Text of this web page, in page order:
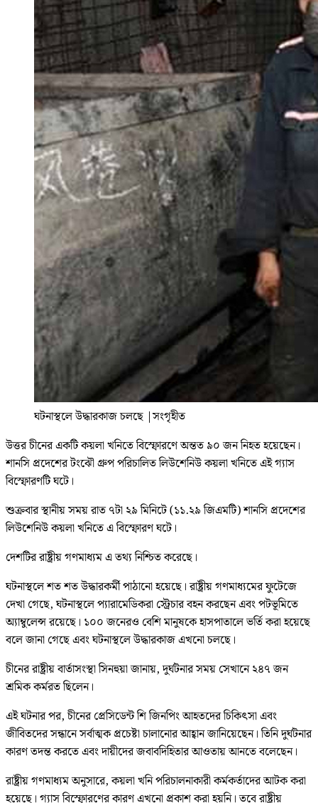
ঘটনাস্থলে উদ্ধারকাজ চলছে |সংগৃহীত
উত্তর চীনের একটি কয়লা খনিতে বিস্ফোরণে অন্তত ৯০ জন নিহত হয়েছেন।
শানসি প্রদেশের টংঝৌ গ্রুপ পরিচালিত লিউশেনিউ কয়লা খনিতে এই গ্যাস
বিস্ফোরণটি ঘটে।
শুক্রবার স্থানীয় সময় রাত ৭টা ২৯ মিনিটে (১১.২৯ জিএমটি) শানসি প্রদেশের
লিউশেনিউ কয়লা খনিতে এ বিস্ফোরণ ঘটে।
দেশটির রাষ্ট্রীয় গণমাধ্যম এ তথ্য নিশ্চিত করেছে।
ঘটনাস্থলে শত শত উদ্ধারকর্মী পাঠানো হয়েছে। রাষ্ট্রীয় গণমাধ্যমের ফুটেজে
দেখা গেছে, ঘটনাস্থলে প্যারামেডিকরা স্ট্রেচার বহন করছেন এবং পটভূমিতে
অ্যাম্বুলেন্স রয়েছে। ১০০ জনেরও বেশি মানুষকে হাসপাতালে ভর্তি করা হয়েছে
বলে জানা গেছে এবং ঘটনাস্থলে উদ্ধারকাজ এখনো চলছে।
চীনের রাষ্ট্রীয় বার্তাসংস্থা সিনহুয়া জানায়, দুর্ঘটনার সময় সেখানে ২৪৭ জন
শ্রমিক কর্মরত ছিলেন।
এই ঘটনার পর, চীনের প্রেসিডেন্ট শি জিনপিং আহতদের চিকিৎসা এবং
জীবিতদের সন্ধানে সর্বাত্মক প্রচেষ্টা চালানোর আহ্বান জানিয়েছেন। তিনি দুর্ঘটনার
কারণ তদন্ত করতে এবং দায়ীদের জবাবদিহিতার আওতায় আনতে বলেছেন।
রাষ্ট্রীয় গণমাধ্যম অনুসারে, কয়লা খনি পরিচালনাকারী কর্মকর্তাদের আটক করা
হয়েছে। গ্যাস বিস্ফোরণের কারণ এখনো প্রকাশ করা হয়নি। তবে রাষ্ট্রীয়